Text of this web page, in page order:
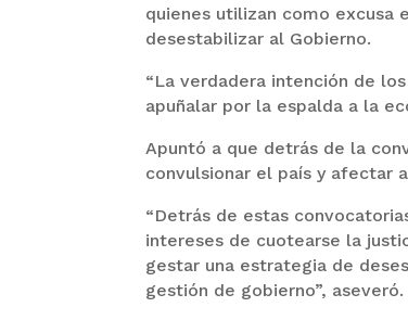
quienes utilizan como excusa
desestabilizar al Gobierno.
“La verdadera intención de
apuñalar por la espalda a la
Apuntó a que detrás de la
convulsionar el país y afectar
“Detrás de estas
intereses de cuotearse la
gestar una estrategia de
gestión de gobierno”, aseveró.